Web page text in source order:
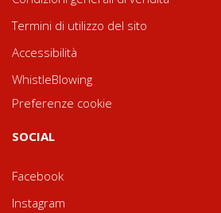
Termini di utilizzo del sito
Accessibilità
WhistleBlowing
Preferenze cookie
SOCIAL
Facebook
Instagram